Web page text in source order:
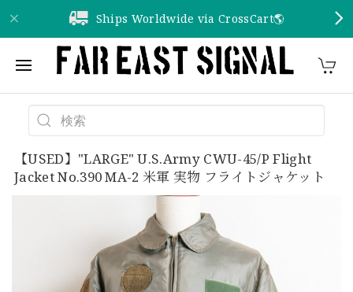
Ships Worldwide via CrossCart🌎️
【USED】"LARGE" U.S.Army CWU-45/P Flight
Jacket No.390 MA-2 米軍 実物 フライトジャケット